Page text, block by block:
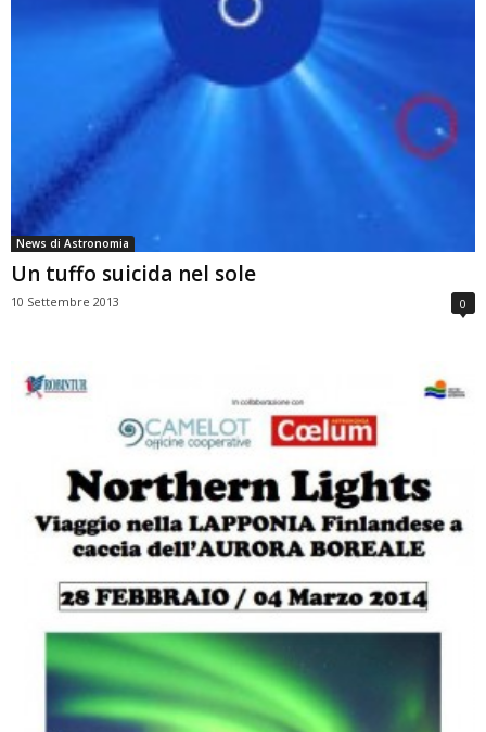
News di Astronomia
Un tuffo suicida nel sole
10 Settembre 2013 0